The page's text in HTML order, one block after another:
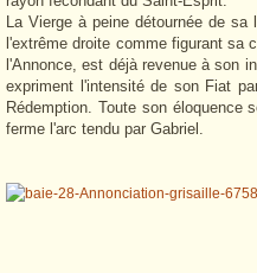
La Vierge à peine détournée de
l'extrême droite comme figurant sa
l'Annonce, est déjà revenue à son
expriment l'intensité de son Fiat
Rédemption. Toute son éloquence
ferme l'arc tendu par Gabriel.